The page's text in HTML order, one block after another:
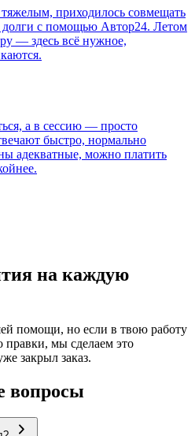
приходилось совмещать
долги с помощью Автор24. Летом
— здесь всё нужное,
а в сессию — просто
быстро, нормально
адекватные, можно платить
на каждую
помощи, но если в твою работу
правки, мы сделаем это
закрыл заказ.
вопросы